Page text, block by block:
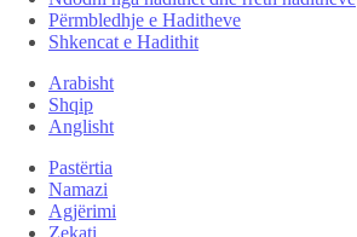
Përmbledhje e Haditheve
Shkencat e Hadithit
Arabisht
Shqip
Anglisht
Pastërtia
Namazi
Agjërimi
Zekati